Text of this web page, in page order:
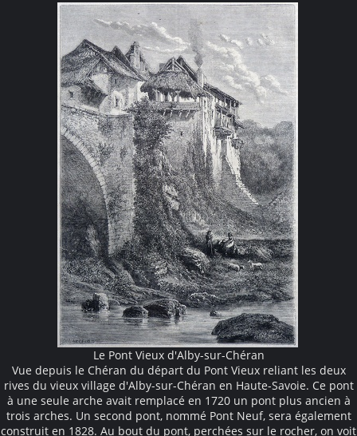
Le Pont Vieux d'Alby-sur-Chéran
Vue depuis le Chéran du départ du Pont Vieux reliant les deux
rives du vieux village d'Alby-sur-Chéran en Haute-Savoie. Ce pont
à une seule arche avait remplacé en 1720 un pont plus ancien à
trois arches. Un second pont, nommé Pont Neuf, sera également
construit en 1828. Au bout du pont, perchées sur le rocher, on voit